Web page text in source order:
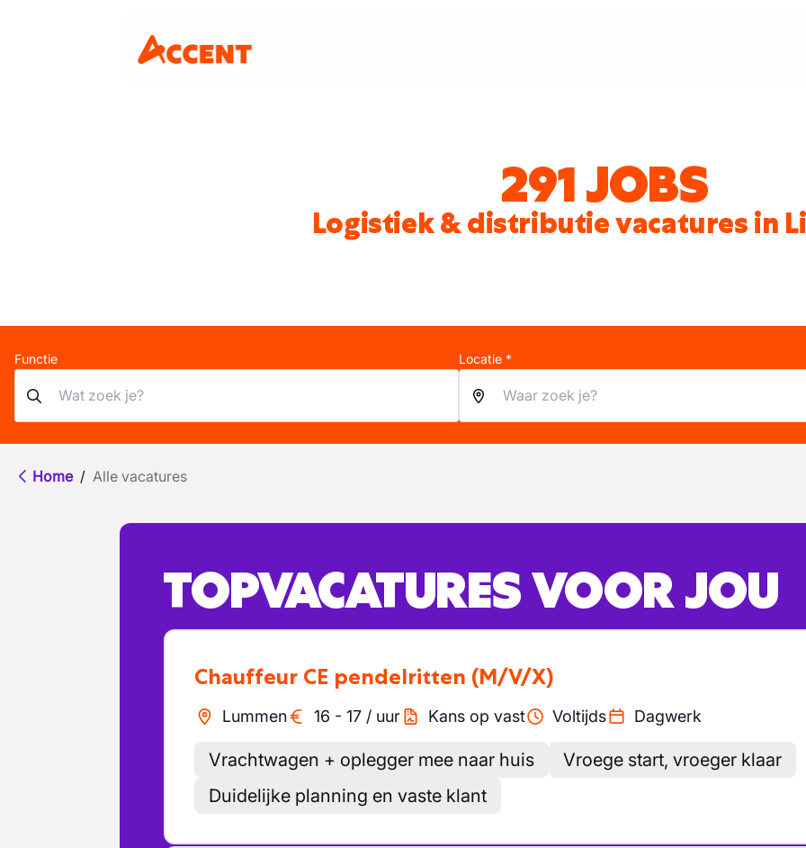
291 JOBS
Logistiek & distributie vacatures in
Functie Locatie *
Home / Alle vacatures
TOPVACATURES VOOR JOU
Chauffeur CE pendelritten (M/V/X)
Lummen 16 - 17 / uur Kans op vast Voltijds Dagwerk
Vrachtwagen + oplegger mee naar huis
Vroege start, vroeger klaar
Duidelijke planning en vaste klant